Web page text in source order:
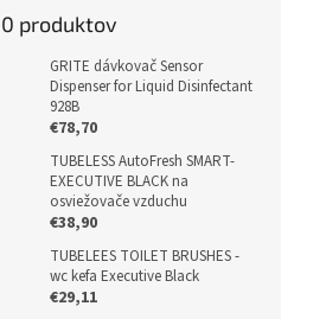
produktov
GRITE dávkovač Sensor
Dispenser for Liquid Disinfectant
928B
€78,70
TUBELESS AutoFresh SMART-
EXECUTIVE BLACK na
osviežovače vzduchu
€38,90
TUBELEES TOILET BRUSHES -
wc kefa Executive Black
€29,11